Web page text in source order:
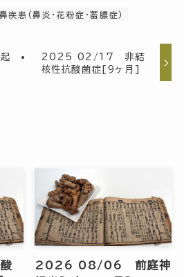
鼻疾患(鼻炎・花粉症・蓄膿症)
2025 02/17 非結
核性抗酸菌症[9ヶ月]
2026 08/06 前庭神